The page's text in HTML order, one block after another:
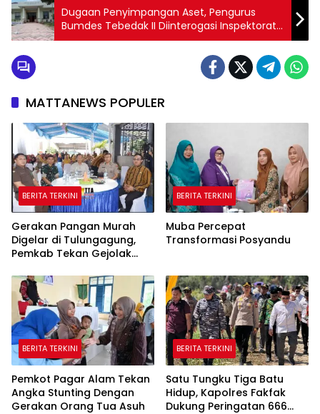
Dugaan Penyimpangan Aset, Pengurus
Bumdes Tebedak II Diinterogasi Inspektorat
Ogan Ilir
MATTANEWS POPULER
BERITA TERKINI
Gerakan Pangan Murah
Digelar di Tulungagung,
Pemkab Tekan Gejolak
Warga
BERITA TERKINI
Muba Percepat
Transformasi Posyandu
BERITA TERKINI
Pemkot Pagar Alam Tekan
Angka Stunting Dengan
Gerakan Orang Tua Asuh
BERITA TERKINI
Satu Tungku Tiga Batu
Hidup, Kapolres Fakfak
Dukung Peringatan 666